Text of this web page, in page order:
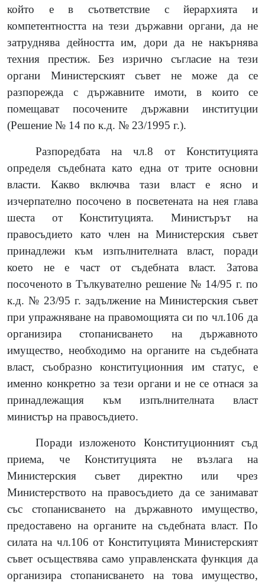
който е в съответствие с йерархията и
компетентността на тези държавни органи, да не
затруднява дейността им, дори да не накърнява
техния престиж. Без изрично съгласие на тези
органи Министерският съвет не може да се
разпорежда с държавните имоти, в които се
помещават посочените държавни институции
(Решение № 14 по к.д. № 23/1995 г.).
Разпоредбата на чл.8 от Конституцията
определя съдебната като една от трите основни
власти. Какво включва тази власт е ясно и
изчерпателно посочено в посветената на нея глава
шеста от Конституцията. Министърът на
правосъдието като член на Министерския съвет
принадлежи към изпълнителната власт, поради
което не е част от съдебната власт. Затова
посоченото в Тълкувателно решение № 14/95 г. по
к.д. № 23/95 г. задължение на Министерския съвет
при упражняване на правомощията си по чл.106 да
организира стопанисването на държавното
имущество, необходимо на органите на съдебната
власт, съобразно конституционния им статус, е
именно конкретно за тези органи и не се отнася за
принадлежащия към изпълнителната власт
министър на правосъдието.
Поради изложеното Конституционният съд
приема, че Конституцията не възлага на
Министерския съвет директно или чрез
Министерството на правосъдието да се занимават
със стопанисването на държавното имущество,
предоставено на органите на съдебната власт. По
силата на чл.106 от Конституцията Министерският
съвет осъществява само управленската функция да
организира стопанисването на това имущество,